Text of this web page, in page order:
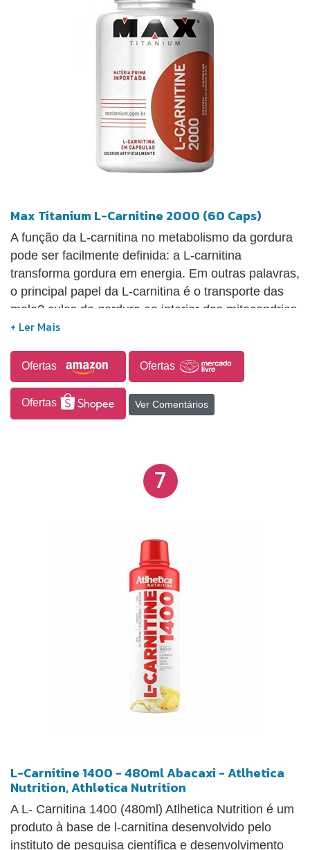
Max Titanium L-Carnitine 2000 (60 Caps)
A função da L-carnitina no metabolismo da gordura
pode ser facilmente definida: a L-carnitina
transforma gordura em energia. Em outras palavras,
o principal papel da L-carnitina é o transporte das
mole? culas de gordura ao interior das mitocondrias
nas fibras musculares para que elas sirvam de
desejam perder peso. A L-carnitina tambem pode
favorecer a oxigenação dos músculos em virtude de
uma ação vasodilatadora.A L-carnitina está
naturalmente presente na dieta humana, em
Ofertas Ofertas
Ofertas Ver Comentários
7
L-Carnitine 1400 - 480ml Abacaxi - Atlhetica
Nutrition, Athletica Nutrition
A L- Carnitina 1400 (480ml) Atlhetica Nutrition é um
produto à base de l-carnitina desenvolvido pelo
instituto de pesquisa científica e desenvolvimento